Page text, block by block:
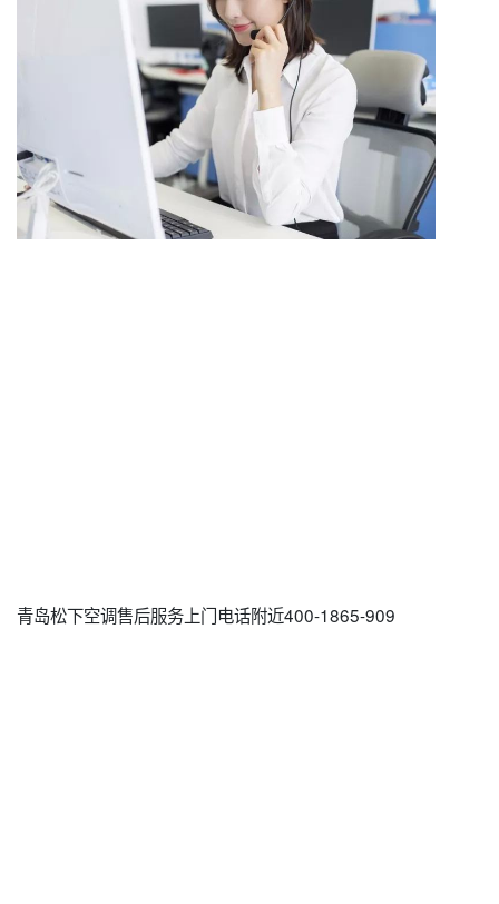
青岛松下空调售后服务上门电话附近400-1865-909